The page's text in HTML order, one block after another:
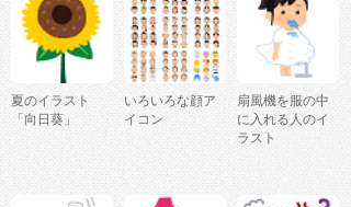
夏のイラスト
「向日葵」
いろいろな顔ア
イコン
扇風機を服の中
に入れる人のイ
ラスト